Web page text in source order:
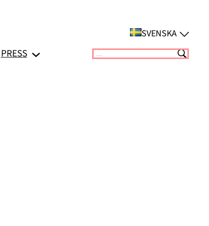
SVENSKA
PRESS Suchen